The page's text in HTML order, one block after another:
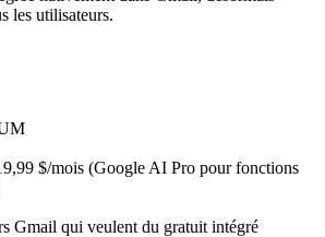
les utilisateurs.
$/mois (Google AI Pro pour fonctions
Gmail qui veulent du gratuit intégré